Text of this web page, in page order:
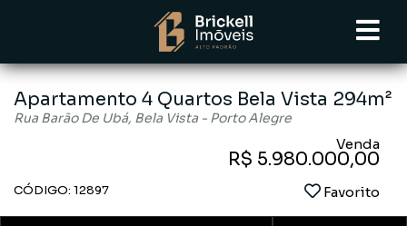
Apartamento 4 Quartos Bela Vista 294m²
Rua Barão De Ubá, Bela Vista - Porto Alegre
Venda
R$ 5.980.000,00
CÓDIGO: 12897 Favorito